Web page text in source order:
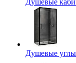
Душевые
Душевые углы